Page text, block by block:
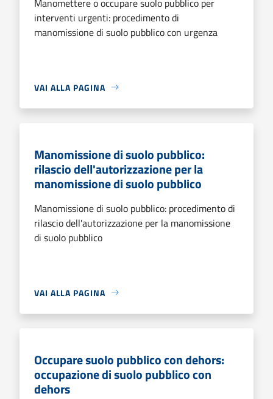
interventi urgenti: procedimento di
manomissione di suolo pubblico con urgenza
VAI ALLA PAGINA
Manomissione di suolo pubblico:
rilascio dell'autorizzazione per la
manomissione di suolo pubblico
Manomissione di suolo pubblico: procedimento di
rilascio dell'autorizzazione per la manomissione
di suolo pubblico
VAI ALLA PAGINA
Occupare suolo pubblico con dehors:
occupazione di suolo pubblico con
dehors